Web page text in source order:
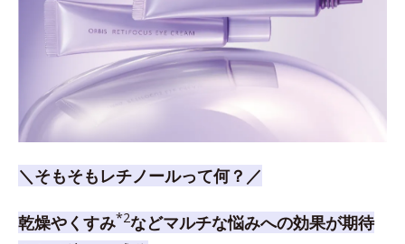
＼そもそもレチノールって何？／
乾燥やくすみ*2などマルチな悩みへの効果が期待